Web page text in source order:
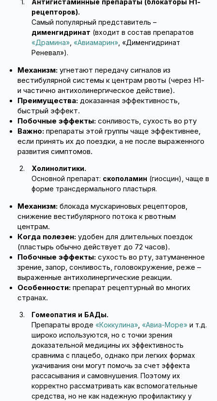
Антигистаминные препараты (блокаторы H1-
рецепторов).
Самый популярный представитель –
дименгидринат (входит в состав препаратов
«Драмина» «Авиамарин» , «Дименгидринат
Реневал»).
Механизм:угнетают передачу сигналов из
вестибулярной системы к центрам рвоты (через H1-
и частично антихолинергическое действие).
Преимущества: доказанная эффективность,
быстрый эффект.
Побочные эффекты: сонливость, сухость во рту
Важно:препараты этой группы чаще эффективнее,
если принять их до поездки, а не после выраженного
развития симптомов.
Холинолитики.
Основной препарат: скополамин (гиосцин), чаще в
форме трансдермального пластыря.
Механизм: блокада мускариновых рецепторов,
снижение вестибулярного потока к рвотным
центрам.
Когда полезен: удобен для длительных поездок
(пластырь обычно действует до 72 часов).
Побочные эффекты: сухость во рту, затуманенное
зрение, запор, сонливость, головокружение, реже –
выраженные антихолинергические реакции.
Особенности:препарат рецептурный во многих
странах.
Гомеопатия и БАДы.
Препараты вроде «Коккулина» «Авиа-Море» и т.д.
широко используются, но с точки зрения
доказательной медицины их эффективность
сравнима с плацебо, однако при легких формах
укачивания они могут помочь за счет эффекта
рассасывания и самовнушения. Поэтому их
корректно рассматривать как вспомогательные
средства, но не как надежную профилактику у